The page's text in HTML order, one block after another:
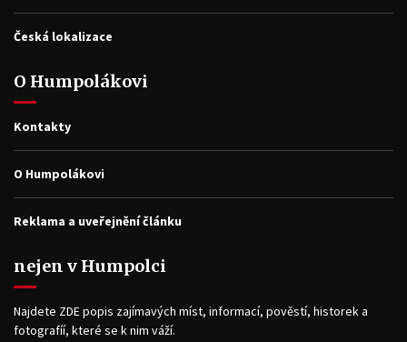
Česká lokalizace
O Humpolákovi
Kontakty
O Humpolákovi
Reklama a uveřejnění článku
nejen v Humpolci
Najdete ZDE popis zajímavých míst, informací, pověstí, historek a
fotografíí, které se k nim váží.